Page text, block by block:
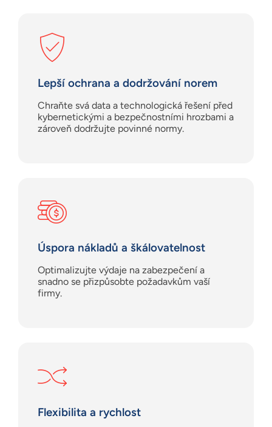
Lepší ochrana a dodržování norem
Chraňte svá data a technologická řešení před
kybernetickými a bezpečnostními hrozbami a
zároveň dodržujte povinné normy.
Úspora nákladů a škálovatelnost
Optimalizujte výdaje na zabezpečení a
snadno se přizpůsobte požadavkům vaší
firmy.
Flexibilita a rychlost